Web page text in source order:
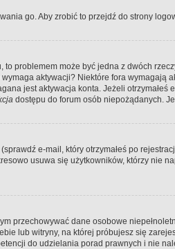
go. Aby zrobić to przejdź do strony
problemem może być jedna z dwóch
aktywacji? Niektóre fora
jest aktywacja konta. Jeżeli
dostępu do forum osób niepożądanych.
e-mail, który otrzymałeś po
usuwa się użytkowników, którzy
przechowywać dane osobowe
lub witryny, na której próbujesz się
do udzielania porad prawnych i nie